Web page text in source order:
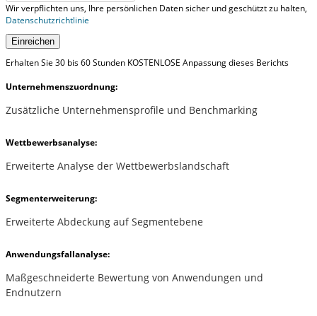
Wir verpflichten uns, Ihre persönlichen Daten sicher und geschützt zu halten,
Datenschutzrichtlinie
Einreichen
Erhalten Sie 30 bis 60 Stunden KOSTENLOSE Anpassung dieses Berichts
Unternehmenszuordnung:
Zusätzliche Unternehmensprofile und Benchmarking
Wettbewerbsanalyse:
Erweiterte Analyse der Wettbewerbslandschaft
Segmenterweiterung:
Erweiterte Abdeckung auf Segmentebene
Anwendungsfallanalyse:
Maßgeschneiderte Bewertung von Anwendungen und
Endnutzern